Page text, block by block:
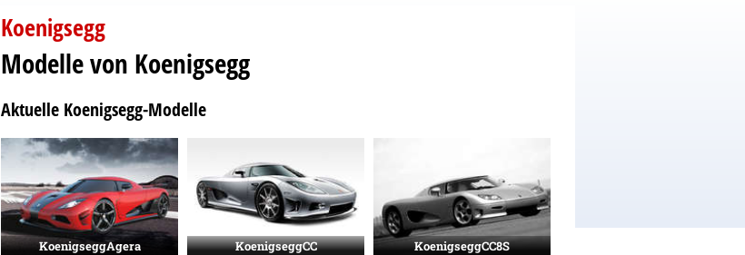
Koenigsegg
Modelle von Koenigsegg
Aktuelle Koenigsegg-Modelle
KoenigseggAgera KoenigseggCC KoenigseggCC8S